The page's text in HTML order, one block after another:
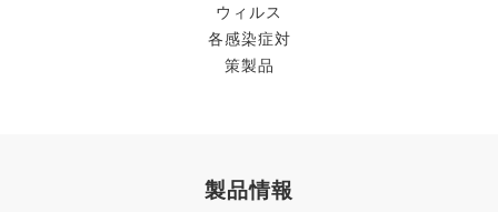
ウィルス
各感染症対
策製品
製品情報